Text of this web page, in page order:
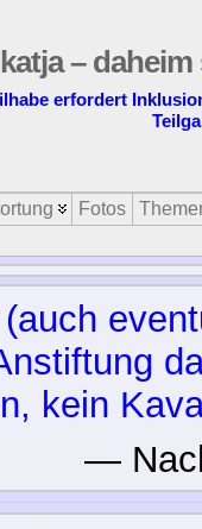
katja –
erfordert
Fotos
(auch
kein
—